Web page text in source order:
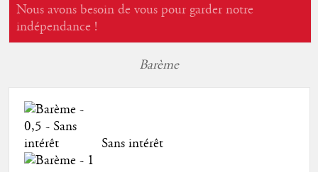
Nous avons besoin de vous pour garder notre
indépendance !
Barème
Sans intérêt